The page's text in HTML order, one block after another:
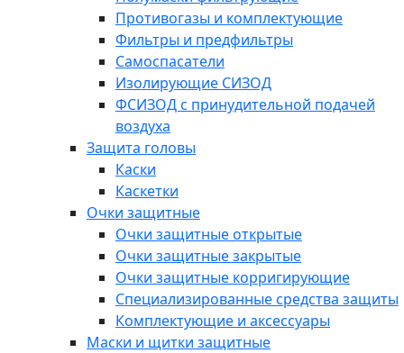
Противогазы и комплектующие
Фильтры и предфильтры
Самоспасатели
Изолирующие СИЗОД
ФСИЗОД с принудительной подачей
воздуха
Защита головы
Каски
Каскетки
Очки защитные
Очки защитные открытые
Очки защитные закрытые
Очки защитные корригирующие
Специализированные средства защиты
Комплектующие и аксессуары
Маски и щитки защитные